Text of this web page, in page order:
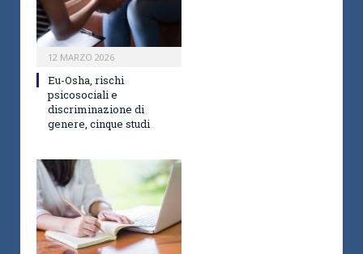
12 MARZO 2026
Eu-Osha, rischi
psicosociali e
discriminazione di
genere, cinque studi